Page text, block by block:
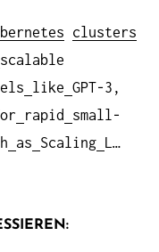
clusters
scalable
like GPT-3,
rapid
small-
as Scaling L…